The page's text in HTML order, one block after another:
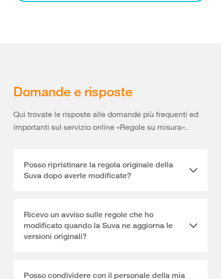
Domande e risposte
Qui trovate le risposte alle domande più frequenti ed
importanti sul servizio online «Regole su misura».
Posso ripristinare la regola originale della
Suva dopo averle modificate?
Ricevo un avviso sulle regole che ho
modificato quando la Suva ne aggiorna le
versioni originali?
Posso condividere con il personale della mia